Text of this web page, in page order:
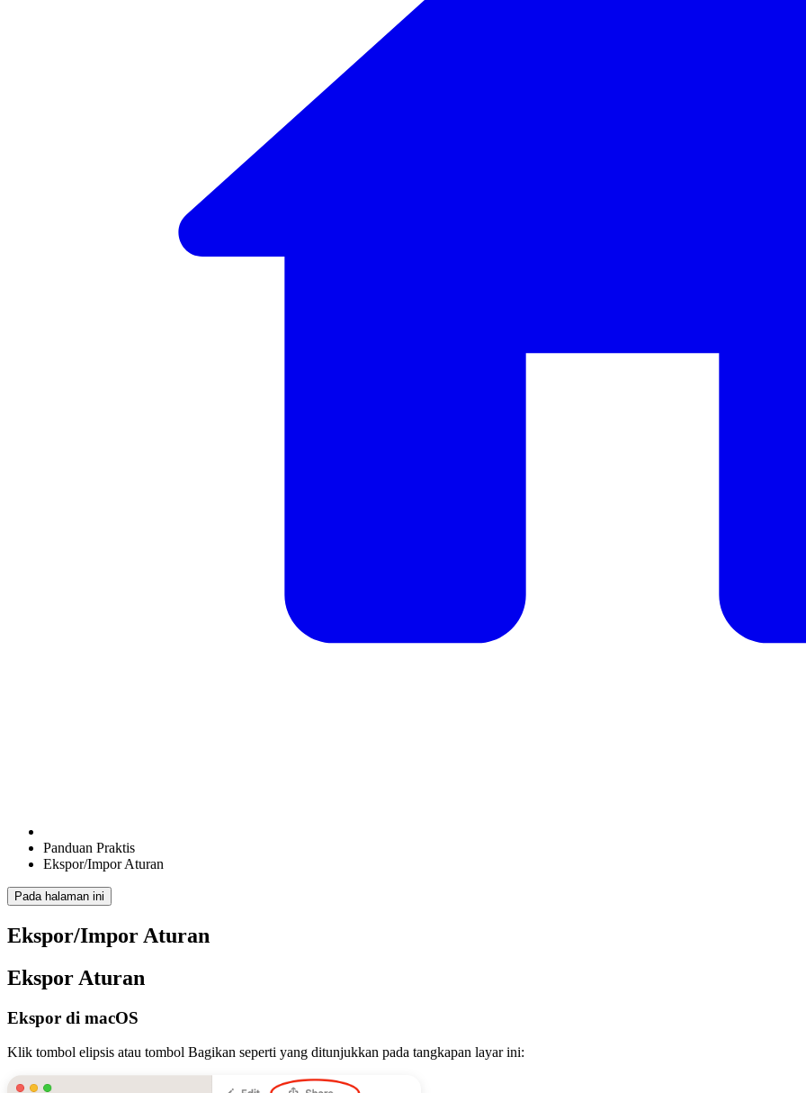
Panduan Praktis
Ekspor/Impor Aturan
Pada halaman ini
Ekspor/Impor Aturan
Ekspor Aturan
Ekspor di macOS
Klik tombol elipsis atau tombol Bagikan seperti yang ditunjukkan pada tangkapan layar ini: